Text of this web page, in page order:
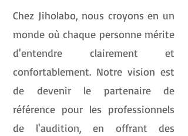
Chez Jiholabo, nous croyons en un
monde où chaque personne mérite
d'entendre clairement et
confortablement. Notre vision est
de devenir le partenaire de
référence pour les professionnels
de l'audition, en offrant des